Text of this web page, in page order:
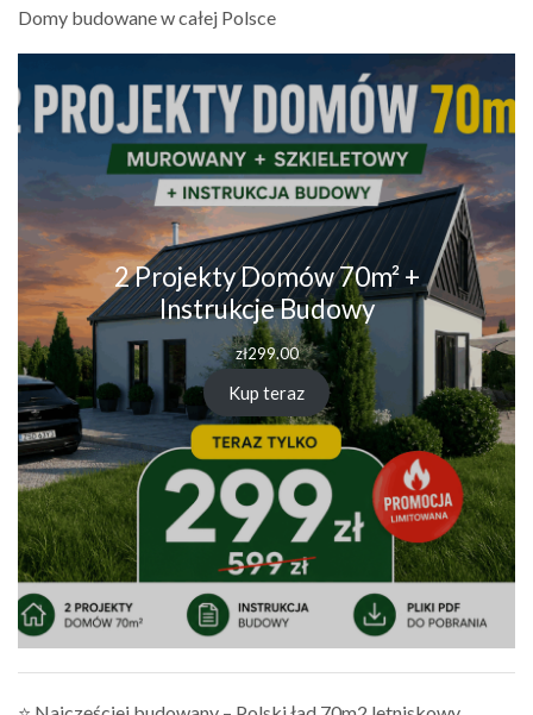
Domy budowane w całej Polsce
2 Projekty Domów 70m² +
Instrukcje Budowy
zł299.00
Kup teraz